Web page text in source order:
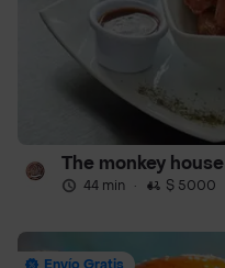
The monkey house
44 min · $ 5000